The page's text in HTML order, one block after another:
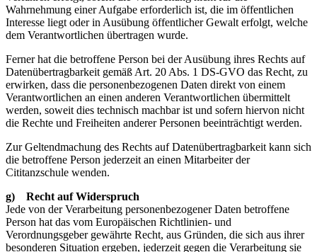
Wahrnehmung einer Aufgabe erforderlich ist, die im öffentlichen
Interesse liegt oder in Ausübung öffentlicher Gewalt erfolgt, welche
dem Verantwortlichen übertragen wurde.
Ferner hat die betroffene Person bei der Ausübung ihres Rechts auf
Datenübertragbarkeit gemäß Art. 20 Abs. 1 DS-GVO das Recht, zu
erwirken, dass die personenbezogenen Daten direkt von einem
Verantwortlichen an einen anderen Verantwortlichen übermittelt
werden, soweit dies technisch machbar ist und sofern hiervon nicht
die Rechte und Freiheiten anderer Personen beeinträchtigt werden.
Zur Geltendmachung des Rechts auf Datenübertragbarkeit kann sich
die betroffene Person jederzeit an einen Mitarbeiter der
Cititanzschule wenden.
g) Recht auf Widerspruch
Jede von der Verarbeitung personenbezogener Daten betroffene
Person hat das vom Europäischen Richtlinien- und
Verordnungsgeber gewährte Recht, aus Gründen, die sich aus ihrer
besonderen Situation ergeben, jederzeit gegen die Verarbeitung sie